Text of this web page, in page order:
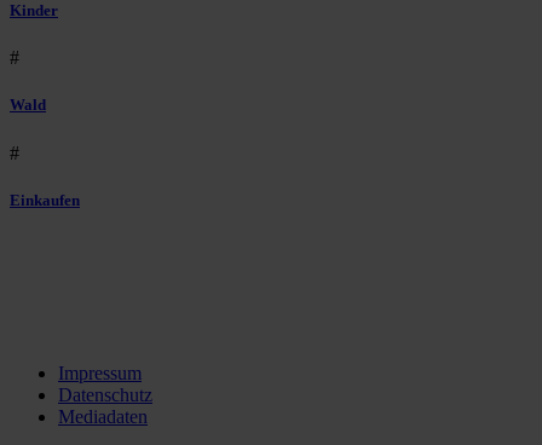
Kinder
#
Wald
#
Einkaufen
Impressum
Datenschutz
Mediadaten